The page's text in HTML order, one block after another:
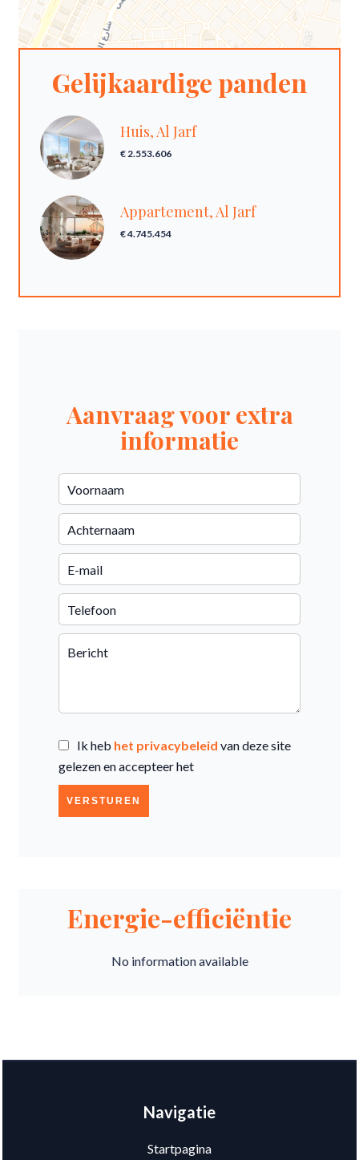
Gelijkaardige panden
Huis, Al Jarf
€ 2.553.606
Appartement, Al Jarf
€ 4.745.454
Aanvraag voor extra
informatie
Ik heb het privacybeleid van deze site
gelezen en accepteer het
VERSTUREN
Energie-efficiëntie
No information available
Navigatie
Startpagina